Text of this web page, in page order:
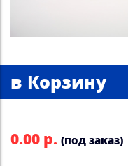
0.00 р. (под заказ)